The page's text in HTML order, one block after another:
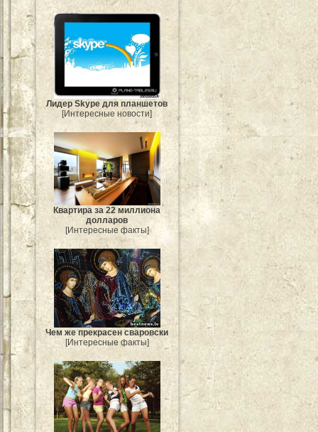
Лидер Skype для планшетов
[Интересные новости]
Квартира за 22 миллиона
долларов
[Интересные факты]
Чем же прекрасен сваровски
[Интересные факты]